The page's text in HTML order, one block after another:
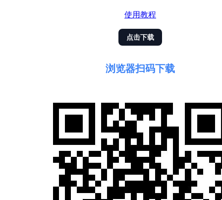
使用教程
点击下载
浏览器扫码下载